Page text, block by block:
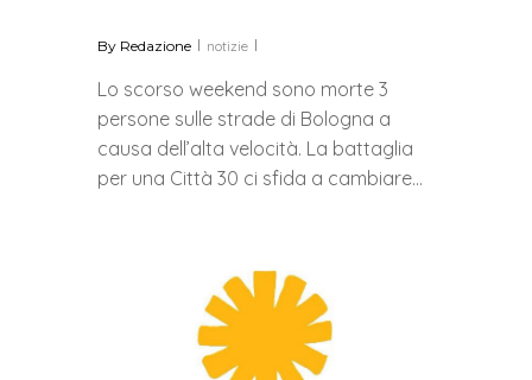
By Redazione notizie
Lo scorso weekend sono morte 3
persone sulle strade di Bologna a
causa dell’alta velocità. La battaglia
per una Città 30 ci sfida a cambiare…